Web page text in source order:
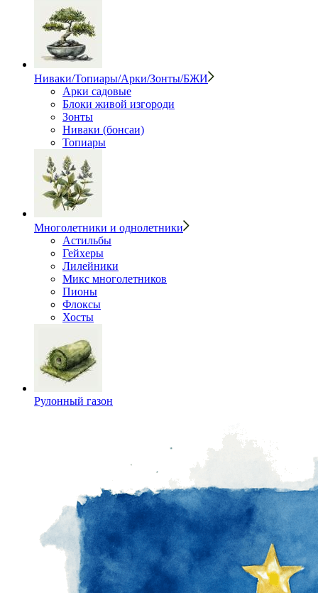
Ниваки/Топиары/Арки/Зонты/БЖИ
Арки садовые
Блоки живой изгороди
Зонты
Ниваки (бонсаи)
Топиары
Многолетники и однолетники
Астильбы
Гейхеры
Лилейники
Микс многолетников
Пионы
Флоксы
Хосты
Рулонный газон